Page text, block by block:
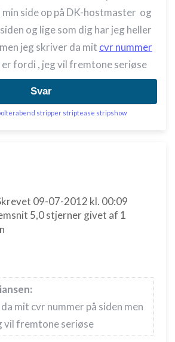
min side op på DK-hostmaster og
og lige som dig har jeg heller
jeg skriver da mit cvr nummer
er fordi , jeg vil fremtone seriøse
Svar
stripper striptease stripshow
09-07-2012 kl. 00:09
5,0stjerner givet af 1
mit cvr nummer på siden men
vil fremtone seriøse